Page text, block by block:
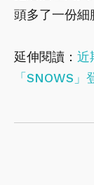
頭多了一份細
延伸閱讀： 近
「SNOWS